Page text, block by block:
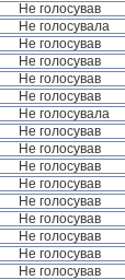
Не голосував
Не голосувала
Не голосував
Не голосував
Не голосував
Не голосував
Не голосувала
Не голосував
Не голосував
Не голосував
Не голосував
Не голосував
Не голосував
Не голосував
Не голосував
Не голосував